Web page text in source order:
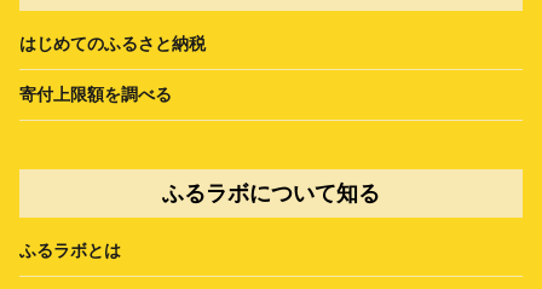
はじめてのふるさと納税
寄付上限額を調べる
ふるラボについて知る
ふるラボとは